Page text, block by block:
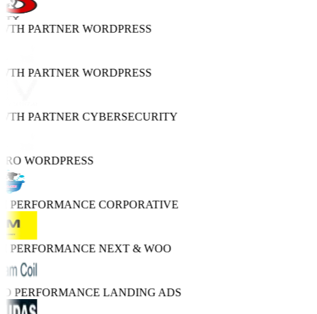
PARTNERWORDPRESS
PARTNERWORDPRESS
PARTNERCYBERSECURITY
WORDPRESS
PERFORMANCECORPORATIVE
PERFORMANCENEXT & WOO
PERFORMANCELANDING ADS